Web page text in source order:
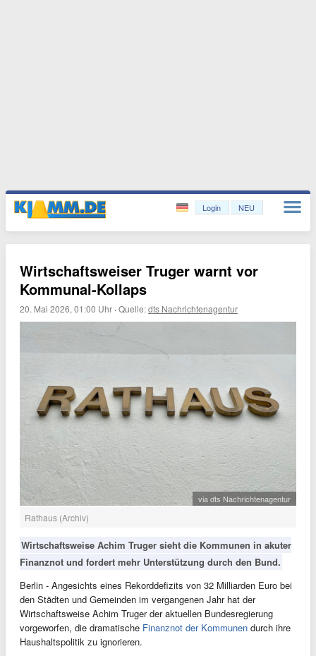
Login NEU
Wirtschaftsweiser Truger warnt vor
Kommunal-Kollaps
20. Mai 2026, 01:00 Uhr ·Quelle:dts Nachrichtenagentur
via dts Nachrichtenagentur
Rathaus (Archiv)
Wirtschaftsweise Achim Truger sieht die Kommunen in akuter
Finanznot und fordert mehr Unterstützung durch den Bund.
Berlin - Angesichts eines Rekorddefizits von 32 Milliarden Euro bei
den Städten und Gemeinden im vergangenen Jahr hat der
Wirtschaftsweise Achim Truger der aktuellen Bundesregierung
vorgeworfen, die dramatische Finanznot der Kommunen durch ihre
Haushaltspolitik zu ignorieren.